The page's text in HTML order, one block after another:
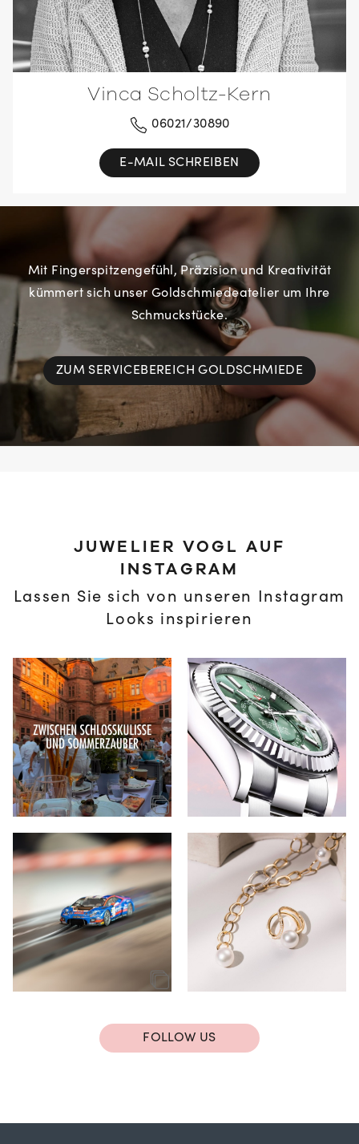
Vinca Scholtz-Kern
06021/30890
E-MAIL SCHREIBEN
Mit Fingerspitzengefühl, Präzision und Kreativität
kümmert sich unser Goldschmiedeatelier um Ihre
Schmuckstücke.
ZUM SERVICEBEREICH GOLDSCHMIEDE
JUWELIER VOGL AUF
INSTAGRAM
Lassen Sie sich von unseren Instagram
Looks inspirieren
FOLLOW US